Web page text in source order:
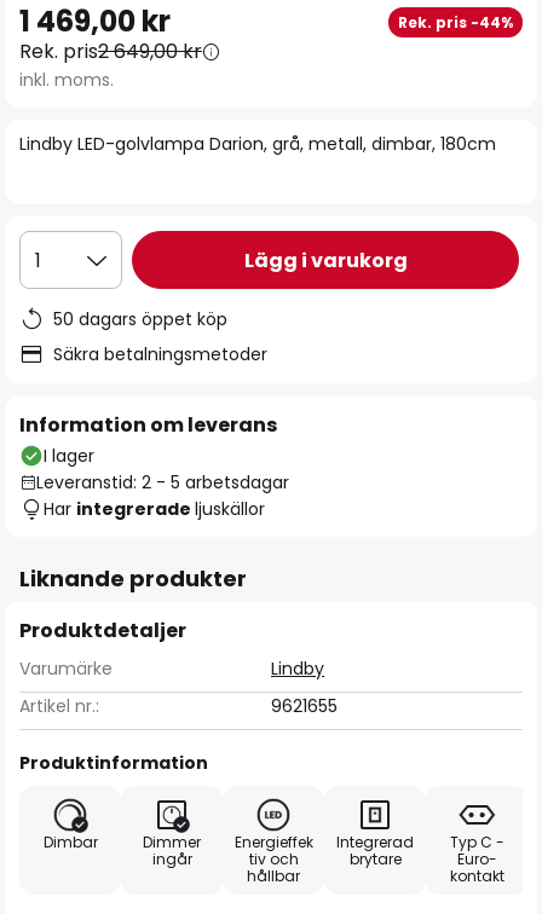
till
början
av
Lindby LED-golvlampa Darion, grå, metall, dimbar, 180cm
1 469,00 kr Rek. pris -44%
Rek. pris2 649,00 kr
inkl. moms.
1 Lägg i varukorg
50 dagars öppet köp
Säkra betalningsmetoder
Information om leverans
I lager
Leveranstid: 2 - 5 arbetsdagar
Har integrerade ljuskällor
Liknande produkter
Produktdetaljer
Varumärke
Lindby
Artikel nr.:
9621655
Produktinformation
Dimbar
Dimmer
ingår
Energieffek
tiv och
hållbar
Integrerad
brytare
Typ C -
Euro-
kontakt